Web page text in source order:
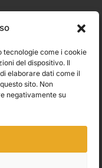
tecnologie come i cookie
del dispositivo. Il
elaborare dati come il
sito. Non
negativamente su